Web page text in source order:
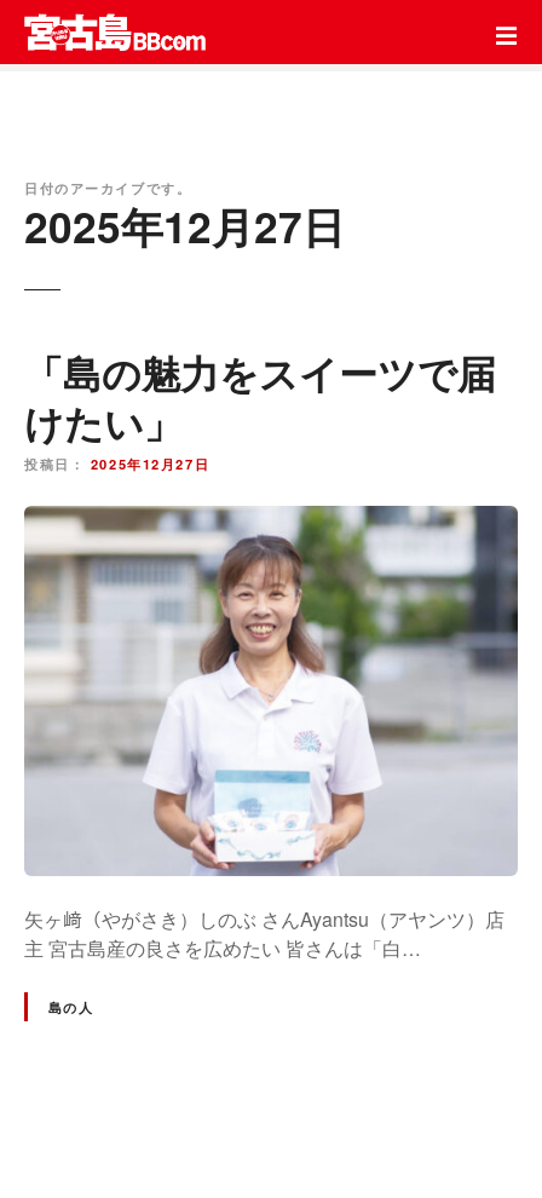
テ
日付のアーカイブです。
2025年12月27日
「島の魅力をスイーツで届
けたい」
投稿日： 2025年12月27日
矢ヶ﨑（やがさき）しのぶ さんAyantsu（アヤンツ）店
主 宮古島産の良さを広めたい 皆さんは「白…
島の人